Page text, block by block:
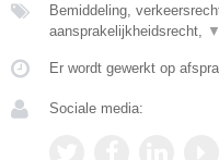
Bemiddeling,
aansprakelijkheidsrecht,
▼
Er wordt gewerkt op
Sociale media: